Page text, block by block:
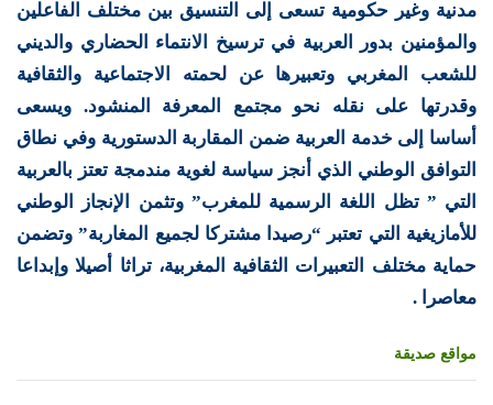
مدنية وغير حكومية تسعى إلى التنسيق بين مختلف الفاعلين
والمؤمنين بدور العربية في ترسيخ الانتماء الحضاري والديني
للشعب المغربي وتعبيرها عن لحمته الاجتماعية والثقافية
وقدرتها على نقله نحو مجتمع المعرفة المنشود. ويسعى
أساسا إلى خدمة العربية ضمن المقاربة الدستورية وفي نطاق
التوافق الوطني الذي أنجز سياسة لغوية مندمجة تعتز بالعربية
التي ” تظل اللغة الرسمية للمغرب” وتثمن الإنجاز الوطني
للأمازيغية التي تعتبر “رصيدا مشتركا لجميع المغاربة” وتضمن
حماية مختلف التعبيرات الثقافية المغربية، تراثا أصيلا وإبداعا
معاصرا .
مواقع صديقة